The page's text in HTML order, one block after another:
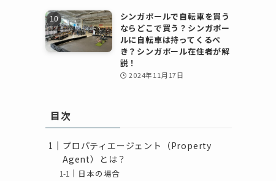
シンガポールで自転車を買う
ならどこで買う？シンガポー
ルに自転車は持ってくるべ
き？シンガポール在住者が解
説！
2024年11月17日
目次
プロパティエージェント（Property
Agent）とは？
日本の場合